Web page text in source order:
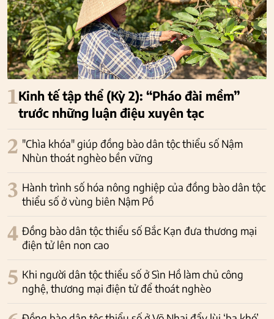
1Kinh tế tập thể (Kỳ 2): “Pháo đài mềm”
trước những luận điệu xuyên tạc
2 "Chìa khóa" giúp đồng bào dân tộc thiểu số Nậm
Nhùn thoát nghèo bền vững
3 Hành trình số hóa nông nghiệp của đồng bào dân tộc
thiểu số ở vùng biên Nậm Pồ
4 Đồng bào dân tộc thiểu số Bắc Kạn đưa thương mại
điện tử lên non cao
5 Khi người dân tộc thiểu số ở Sìn Hồ làm chủ công
nghệ, thương mại điện tử để thoát nghèo